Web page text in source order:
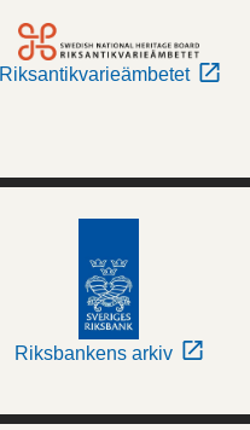
Riksantikvarieämbetet
Riksbankens arkiv